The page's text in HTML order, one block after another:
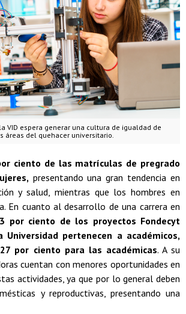
VID espera generar una cultura de igualdad de
áreas del quehacer universitario.
ciento de las matrículas de pregrado
presentando una gran tendencia en
y salud, mientras que los hombres en
En cuanto al desarrollo de una carrera en
por ciento de los proyectos Fondecyt
Universidad pertenecen a académicos,
por ciento para las académicas. A su
cuentan con menores oportunidades en
actividades, ya que por lo general deben
y reproductivas, presentando una